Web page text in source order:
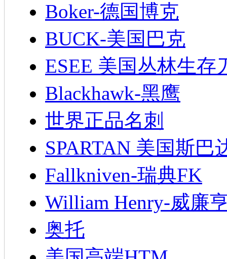
Boker-德国博克
BUCK-美国巴克
ESEE 美国丛林生存
Blackhawk-黑鹰
世界正品名刺
SPARTAN 美国斯巴
Fallkniven-瑞典FK
William Henry-威廉
奥托